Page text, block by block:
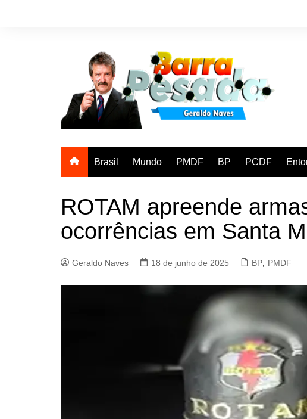
Brasil Mundo PMDF BP PCDF
ROTAM apreende
ocorrências em Santa
Geraldo Naves 18 de junho de 2025 BP PMDF